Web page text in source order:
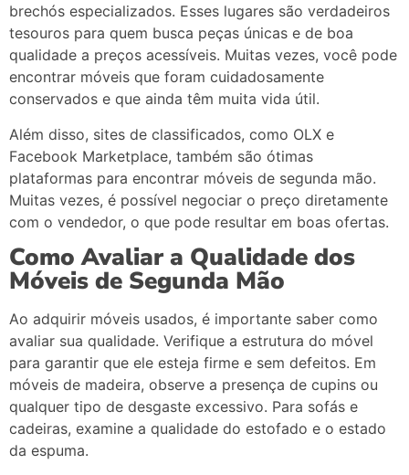
brechós especializados. Esses lugares são verdadeiros
tesouros para quem busca peças únicas e de boa
qualidade a preços acessíveis. Muitas vezes, você pode
encontrar móveis que foram cuidadosamente
conservados e que ainda têm muita vida útil.
Além disso, sites de classificados, como OLX e
Facebook Marketplace, também são ótimas
plataformas para encontrar móveis de segunda mão.
Muitas vezes, é possível negociar o preço diretamente
com o vendedor, o que pode resultar em boas ofertas.
ComoAvaliara Qualidade dos
Móveis de Segunda Mão
Ao adquirir móveis usados, é importante saber como
avaliar sua qualidade. Verifique a estrutura do móvel
para garantir que ele esteja firme e sem defeitos. Em
móveis de madeira, observe a presença de cupins ou
qualquer tipo de desgaste excessivo. Para sofás e
cadeiras, examine a qualidade do estofado e o estado
da espuma.